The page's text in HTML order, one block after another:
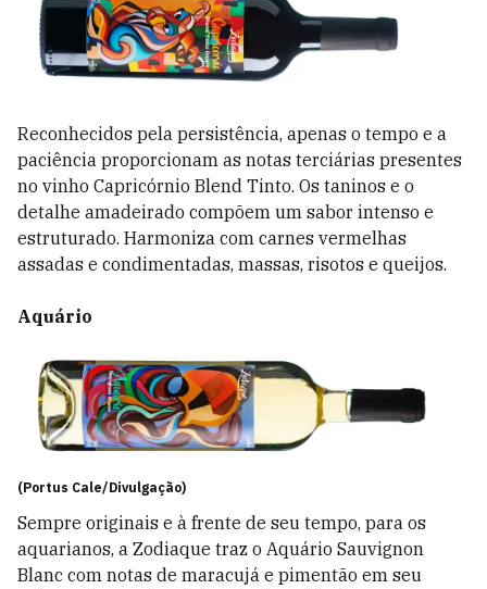
Reconhecidos pela persistência, apenas o tempo e a
paciência proporcionam as notas terciárias presentes
no vinho Capricórnio Blend Tinto. Os taninos e o
detalhe amadeirado compõem um sabor intenso e
estruturado. Harmoniza com carnes vermelhas
assadas e condimentadas, massas, risotos e queijos.
Aquário
(Portus Cale/Divulgação)
Sempre originais e à frente de seu tempo, para os
aquarianos, a Zodiaque traz o Aquário Sauvignon
Blanc com notas de maracujá e pimentão em seu